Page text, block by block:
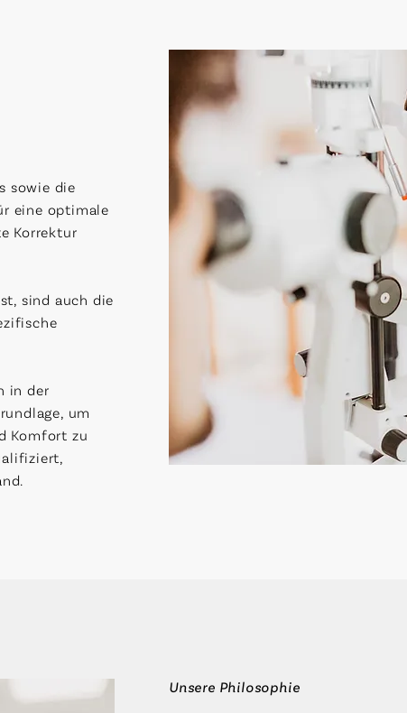
sowie die
eine optimale
Korrektur
sind auch die
in der
um
Komfort zu
Unsere Philosophie